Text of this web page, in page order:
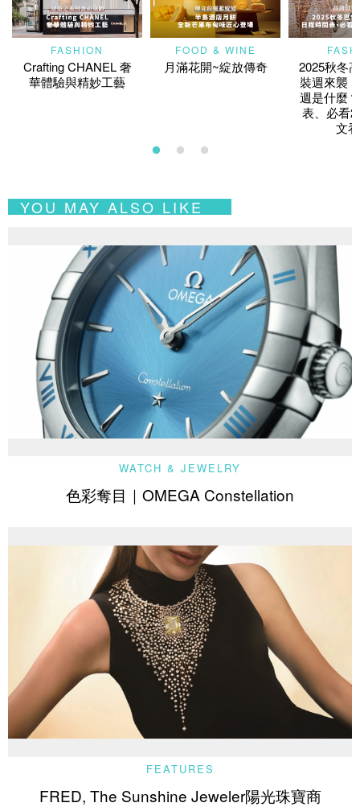
FASHION
Crafting CHANEL 奢
華體驗與精妙工藝
FOOD & WINE
月滿花開~綻放傳奇
2025秋冬
裝週來襲
週是什麼
表、必看
文
YOU MAY ALSO LIKE
WATCH & JEWELRY
色彩奪目｜OMEGA Constellation
FEATURES
FRED, The Sunshine Jeweler陽光珠寶商